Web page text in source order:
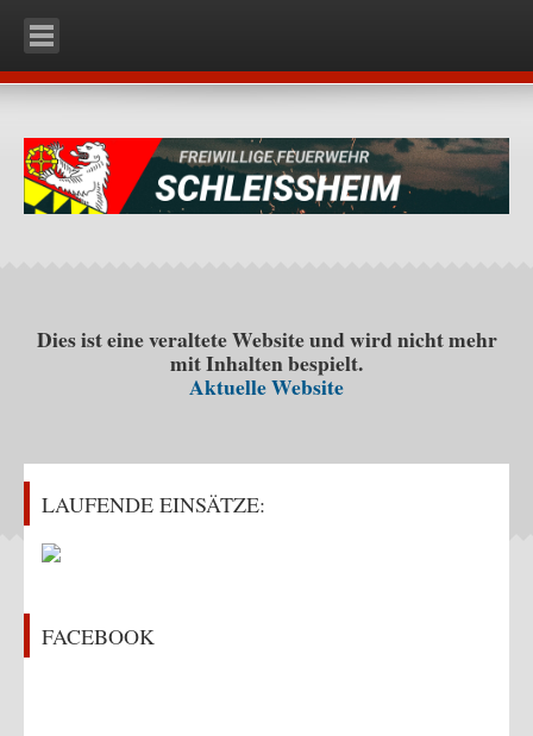
HOME
Organisation
Mannschaft
KLF (Kleinlöschfahrzeug)
Kontakt
Dies ist eine veraltete Website und wird nicht mehr
mit Inhalten bespielt.
Aktuelle Website
LAUFENDE EINSÄTZE:
FACEBOOK